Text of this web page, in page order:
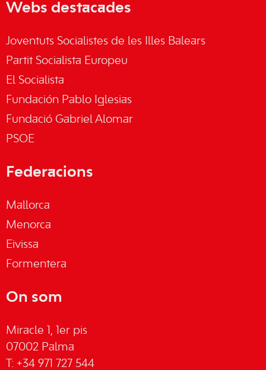
Webs destacades
Joventuts Socialistes de les Illes Balears
Partit Socialista Europeu
El Socialista
Fundación Pablo Iglesias
Fundació Gabriel Alomar
PSOE
Federacions
Mallorca
Menorca
Eivissa
Formentera
On som
Miracle 1, 1er pis
07002 Palma
T: +34 971 727 544